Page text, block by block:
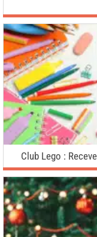
Club Lego :